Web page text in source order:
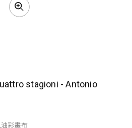
stagioni - Antonio
彩畫布